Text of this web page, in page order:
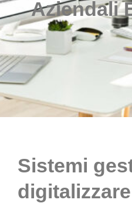
Aziendali
Sistemi